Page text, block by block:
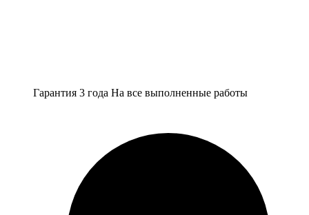
Гарантия 3 года На все выполненные работы